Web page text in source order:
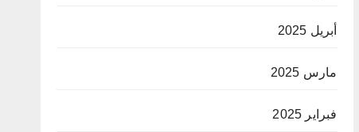
أبريل 2025
مارس 2025
فبراير 2025